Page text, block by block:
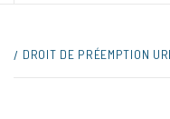
DROIT DE PRÉEMPTION